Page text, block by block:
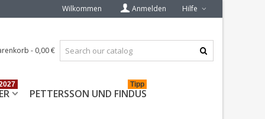
Wilkommen Anmelden Hilfe
- 0,00 €
PETTERSSON UND FINDUS
Tipp